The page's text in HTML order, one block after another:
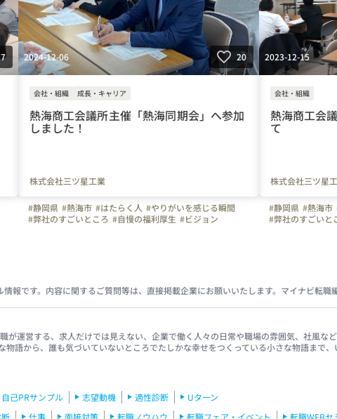
2024-12-06 20
会社・組織 成長・キャリア
熱海商工会議所主催「熱海同期会」へ参加
しました！
株式会社三ツ星工業
#静岡県 #熱海市 #はたらく人 #やりがいを感じる瞬間
#弊社のすごいところ #自慢の福利厚生 #ビジョン
#研修レポート #成長実感
2023-12-15
会社・組織
熱海商工会
て
株式会社三ツ星
#静岡県 #熱海市
#弊社のすごいと
報です。内容に関するご質問等は、直接掲載企業にお願いいたします。マイナビ転職
が運営する、求人だけでは見えない、企業で働く人々の日常や職場の雰囲気、社風な
語から、誰も気づいていないところでたしかな幸せをつくっている小さな物語まで、
自己PRサンプル 志望動機 適性診断
Uターン
仕事 面接対策 転職ノウハウ 転職フェア・イベント 転職WEBセ